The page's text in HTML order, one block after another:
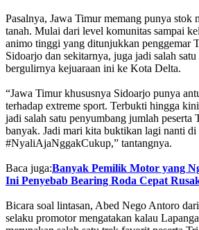
Pasalnya, Jawa Timur memang punya stok
tanah. Mulai dari level komunitas sampai
animo tinggi yang ditunjukkan penggemar
Sidoarjo dan sekitarnya, juga jadi salah satu
bergulirnya kejuaraan ini ke Kota Delta.
“Jawa Timur khususnya Sidoarjo punya
terhadap extreme sport. Terbukti hingga
jadi salah satu penyumbang jumlah
banyak. Jadi mari kita buktikan lagi nanti di
#NyaliAjaNggakCukup,” tantangnya.
Baca juga:Banyak Pemilik Motor yang
Ini Penyebab Bearing Roda Cepat
Bicara soal lintasan, Abed Nego Antoro
selaku promotor mengatakan kalau